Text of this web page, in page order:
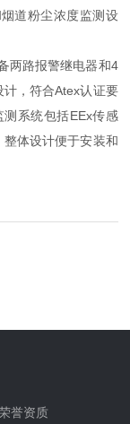
道粉尘浓度监测设
路报警继电器和4
，符合Atex认证要
系统包括EEx传感
体设计便于安装和
誉资质